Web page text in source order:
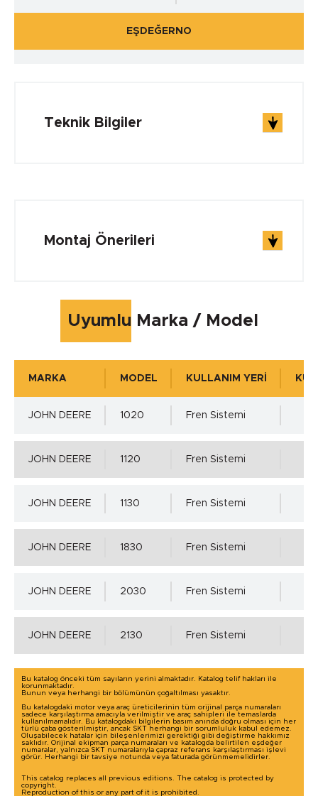
EŞDEĞERNO
Teknik Bilgiler
Çalışma Sıcaklığı max.
Çalışma Basıncı
0
Ra=0,2÷0,8µm, Rz=1,0÷5,0µm, Rmax=6,3µm
Yuva Toleransı - ISO H8 min.
0.00 mm.
Montaj Önerileri
Uyumlu Marka / Model
MARKA MODEL KULLANIM YERİ
JOHN DEERE 1020 Fren Sistemi
JOHN DEERE 1120 Fren Sistemi
JOHN DEERE 1130 Fren Sistemi
JOHN DEERE 1830 Fren Sistemi
JOHN DEERE 2030 Fren Sistemi
JOHN DEERE 2130 Fren Sistemi
Bu katalog önceki tüm sayıların yerini almaktadır. Katalog telif hakları ile
korunmaktadır.
Bunun veya herhangi bir bölümünün çoğaltılması yasaktır.
Bu katalogdaki motor veya araç üreticilerinin tüm orijinal parça numaraları
sadece karşılaştırma amacıyla verilmiştir ve araç sahipleri ile temaslarda
kullanılmamalıdır. Bu katalogdaki bilgilerin basım anında doğru olması için her
türlü çaba gösterilmiştir, ancak SKT herhangi bir sorumluluk kabul edemez.
Oluşabilecek hatalar için bileşenlerimizi gerektiği gibi değiştirme hakkımız
saklıdır. Orijinal ekipman parça numaraları ve katalogda belirtilen eşdeğer
numaralar, yalnızca SKT numaralarıyla çapraz referans karşılaştırması işlevi
görür. Herhangi bir tavsiye notunda veya faturada görünmemelidirler.
This catalog replaces all previous editions. The catalog is protected by
copyright.
Reproduction of this or any part of it is prohibited.